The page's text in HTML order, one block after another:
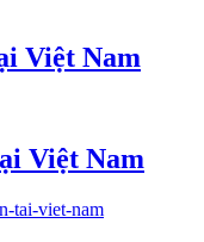
Việt Nam
Việt Nam